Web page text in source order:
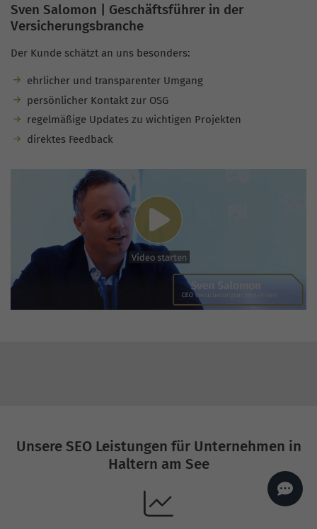
Sven Salomon | Geschäftsführer in der
Versicherungsbranche
Der Kunde schätzt an uns besonders:
ehrlicher und transparenter Umgang
persönlicher Kontakt zur OSG
regelmäßige Updates zu wichtigen Projekten
direktes Feedback
Unsere SEO Leistungen für Unternehmen in
Haltern am See
Wie kann ich dir helfen?
Monat, inkl. Content,